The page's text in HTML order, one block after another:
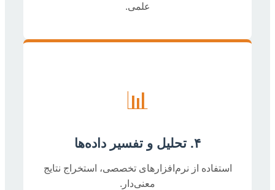
علمی.
📊
۴. تحلیل و تفسیر داده‌ها
استفاده از نرم‌افزارهای تخصصی، استخراج نتایج
معنی‌دار.